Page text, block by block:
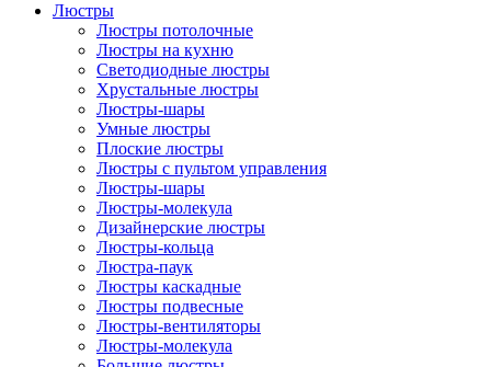
Люстры
Люстры потолочные
Люстры на кухню
Светодиодные люстры
Хрустальные люстры
Люстры-шары
Умные люстры
Плоские люстры
Люстры с пультом управления
Люстры-шары
Люстры-молекула
Дизайнерские люстры
Люстры-кольца
Люстра-паук
Люстры каскадные
Люстры подвесные
Люстры-вентиляторы
Люстры-молекула